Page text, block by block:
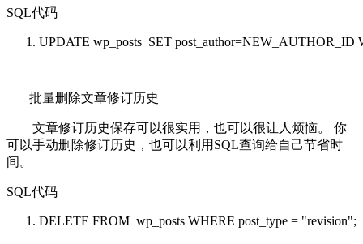
SQL代码
UPDATE wp_posts SET post_author=NEW_AUTHOR_ID
批量删除文章修订历史
文章修订历史保存可以很实用，也可以很让人烦恼。 你
可以手动删除修订历史，也可以利用SQL查询给自己节省时
间。
SQL代码
DELETE FROM wp_posts WHERE post_type = "revision";